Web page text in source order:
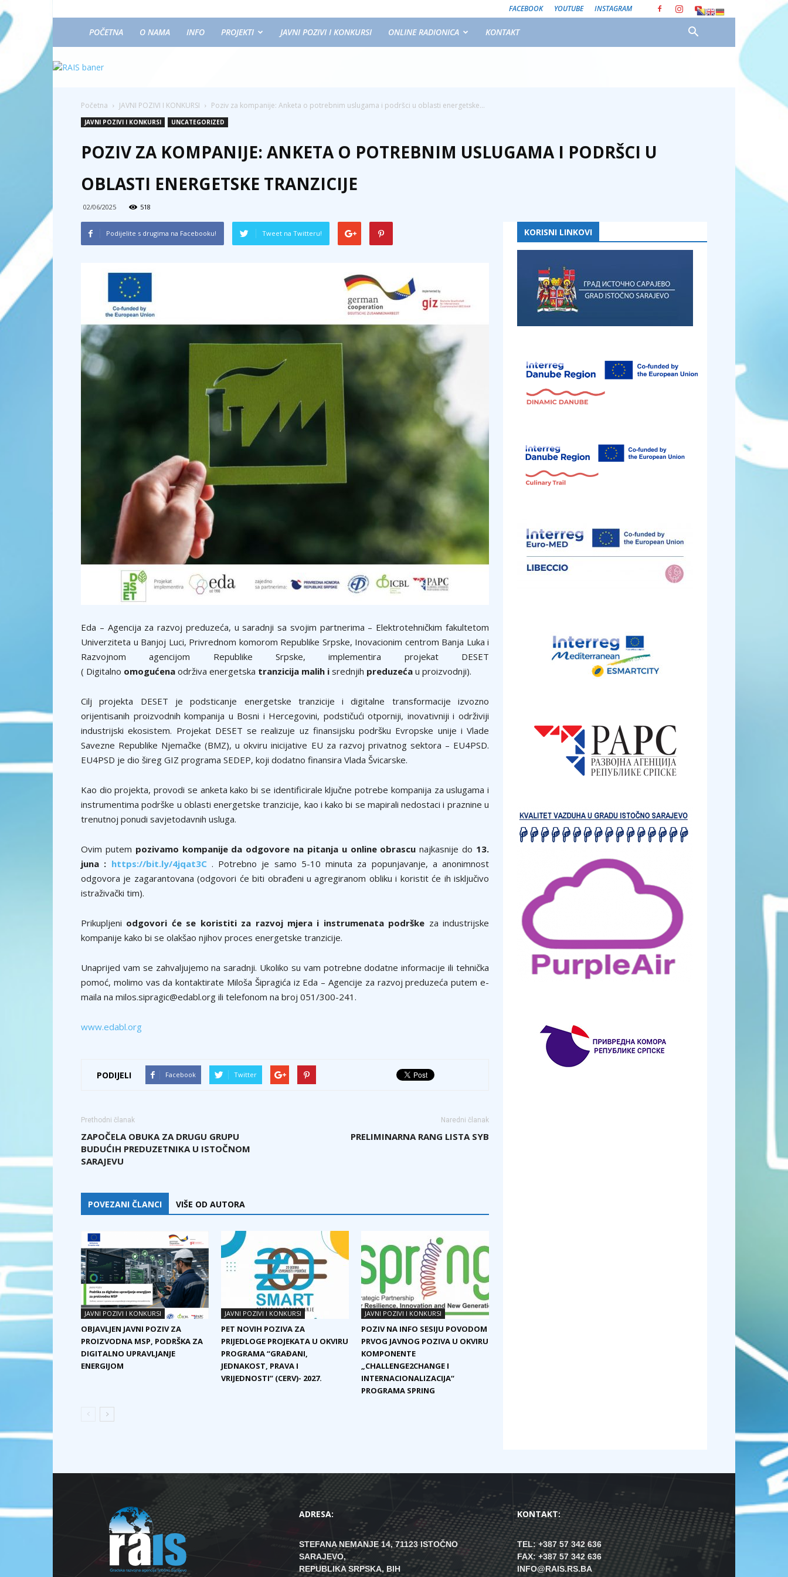
FACEBOOK YOUTUBE INSTAGRAM
POČETNA O NAMA INFO PROJEKTI JAVNI POZIVI I KONKURSI ONLINE RADIONICA KONTAKT
Početna JAVNI POZIVI I KONKURSI Poziv za kompanije: Anketa o potrebnim uslugama i podršci u oblasti energetske...
JAVNI POZIVI I KONKURSI UNCATEGORIZED
POZIV ZA KOMPANIJE: ANKETA O POTREBNIM USLUGAMA I PODRŠCI U
OBLASTI ENERGETSKE TRANZICIJE
02/06/2025 518
Podijelite s drugima na Facebooku! Tweet na Twitteru!
Eda – Agencija za razvoj preduzeća, u saradnji sa svojim partnerima – Elektrotehničkim fakultetom
Univerziteta u Banjoj Luci, Privrednom komorom Republike Srpske, Inovacionim centrom Banja Luka i
Razvojnom agencijom Republike Srpske, implementira projekat DESET
( Digitalno omogućena održiva energetska tranzicija malih i srednjih preduzeća u proizvodnji).
Cilj projekta DESET je podsticanje energetske tranzicije i digitalne transformacije izvozno
orijentisanih proizvodnih kompanija u Bosni i Hercegovini, podstičući otporniji, inovativniji i održiviji
industrijski ekosistem. Projekat DESET se realizuje uz finansijsku podršku Evropske unije i Vlade
Savezne Republike Njemačke (BMZ), u okviru inicijative EU za razvoj privatnog sektora – EU4PSD.
EU4PSD je dio šireg GIZ programa SEDEP, koji dodatno finansira Vlada Švicarske.
Kao dio projekta, provodi se anketa kako bi se identificirale ključne potrebe kompanija za uslugama i
instrumentima podrške u oblasti energetske tranzicije, kao i kako bi se mapirali nedostaci i praznine u
trenutnoj ponudi savjetodavnih usluga.
Ovim putem pozivamo kompanije da odgovore na pitanja u online obrascu najkasnije do 13.
juna : https://bit.ly/4jqat3C . Potrebno je samo 5-10 minuta za popunjavanje, a anonimnost
odgovora je zagarantovana (odgovori će biti obrađeni u agregiranom obliku i koristit će ih isključivo
istraživački tim).
Prikupljeni odgovori će se koristiti za razvoj mjera i instrumenata podrške za industrijske
kompanije kako bi se olakšao njihov proces energetske tranzicije.
Unaprijed vam se zahvaljujemo na saradnji. Ukoliko su vam potrebne dodatne informacije ili tehnička
pomoć, molimo vas da kontaktirate Miloša Šipragića iz Eda – Agencije za razvoj preduzeća putem e-
maila na milos.sipragic@edabl.org ili telefonom na broj 051/300-241.
www.edabl.org
PODIJELI Facebook Twitter
Prethodni članak
ZAPOČELA OBUKA ZA DRUGU GRUPU
BUDUĆIH PREDUZETNIKA U ISTOČNOM
SARAJEVU
Naredni članak
PRELIMINARNA RANG LISTA SYB
POVEZANI ČLANCI VIŠE OD AUTORA
JAVNI POZIVI I KONKURSI
OBJAVLJEN JAVNI POZIV ZA
PROIZVODNA MSP, PODRŠKA ZA
DIGITALNO UPRAVLJANJE
ENERGIJOM
JAVNI POZIVI I KONKURSI
PET NOVIH POZIVA ZA
PRIJEDLOGE PROJEKATA U OKVIRU
PROGRAMA “GRAĐANI,
JEDNAKOST, PRAVA I
VRIJEDNOSTI” (CERV)- 2027.
JAVNI POZIVI I KONKURSI
POZIV NA INFO SESIJU POVODOM
PRVOG JAVNOG POZIVA U OKVIRU
KOMPONENTE
„CHALLENGE2CHANGE I
INTERNACIONALIZACIJA“
PROGRAMA SPRING
KORISNI LINKOVI
ADRESA:
STEFANA NEMANJE 14, 71123 ISTOČNO
SARAJEVO,
REPUBLIKA SRPSKA, BIH
KONTAKT:
TEL: +387 57 342 636
FAX: +387 57 342 636
INFO@RAIS.RS.BA